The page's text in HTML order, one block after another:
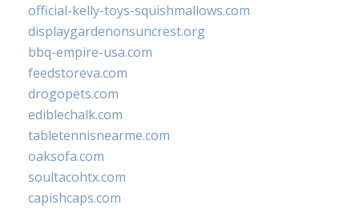
official-kelly-toys-squishmallows.com
displaygardenonsuncrest.org
bbq-empire-usa.com
feedstoreva.com
drogopets.com
ediblechalk.com
tabletennisnearme.com
oaksofa.com
soultacohtx.com
capishcaps.com